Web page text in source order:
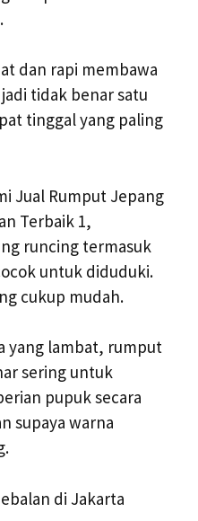
dan rapi membawa
tidak benar satu
tinggal yang paling
Jual Rumput Jepang
Terbaik 1,
runcing termasuk
untuk diduduki.
cukup mudah.
yang lambat, rumput
sering untuk
pupuk secara
supaya warna